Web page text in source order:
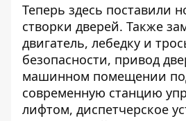
Теперь здесь поставили
створки дверей. Также
двигатель, лебедку и
безопасности, привод
машинном помещении
современную станцию
лифтом, диспетчерское